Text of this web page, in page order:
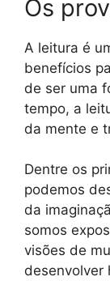
Os
A leitura é
benefícios
de ser uma
tempo, a
da mente e
Dentre os
podemos
da
somos
visões de
desenvolver